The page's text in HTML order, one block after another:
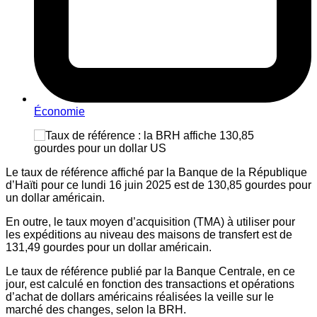
Économie
Le taux de référence affiché par la Banque de la République
d’Haïti pour ce lundi 16 juin 2025 est de 130,85 gourdes pour
un dollar américain.
En outre, le taux moyen d’acquisition (TMA) à utiliser pour
les expéditions au niveau des maisons de transfert est de
131,49 gourdes pour un dollar américain.
Le taux de référence publié par la Banque Centrale, en ce
jour, est calculé en fonction des transactions et opérations
d’achat de dollars américains réalisées la veille sur le
marché des changes, selon la BRH.